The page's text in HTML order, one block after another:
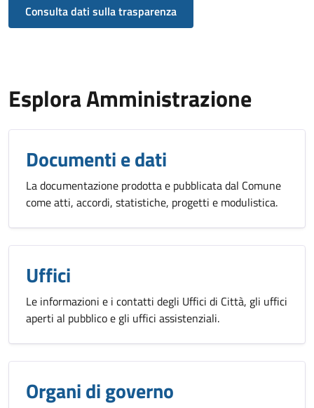
Consulta dati sulla trasparenza
Esplora Amministrazione
Documenti e dati
La documentazione prodotta e pubblicata dal Comune
come atti, accordi, statistiche, progetti e modulistica.
Uffici
Le informazioni e i contatti degli Uffici di Città, gli uffici
aperti al pubblico e gli uffici assistenziali.
Organi di governo